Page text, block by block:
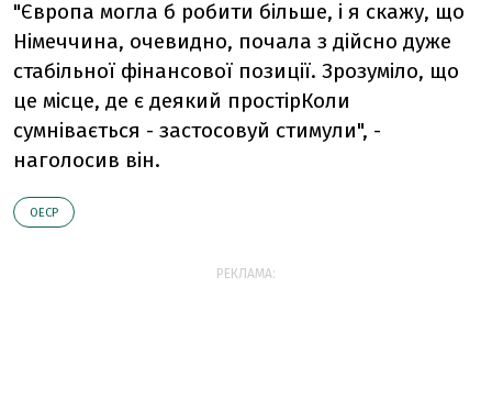
"Європа могла б робити більше, і я скажу, що
Німеччина, очевидно, почала з дійсно дуже
стабільної фінансової позиції. Зрозуміло, що
це місце, де є деякий простірКоли
сумнівається - застосовуй стимули", -
наголосив він.
ОЕСР
РЕКЛАМА: